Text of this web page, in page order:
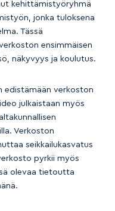
kehittämistyöryhmä
jonka tuloksena
Tässä
ensimmäisen
näkyvyys ja koulutus.
edistämään verkoston
julkaistaan myös
Verkoston
seikkailukasvatus
pyrkii myös
olevaa tietoutta